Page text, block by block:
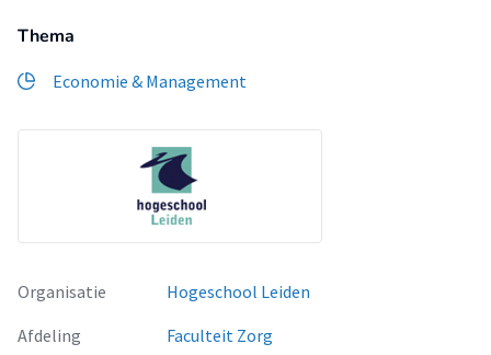
Thema
Economie & Management
Organisatie
Hogeschool Leiden
Afdeling
Faculteit Zorg